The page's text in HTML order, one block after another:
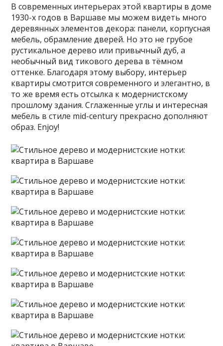
В современных интерьерах этой квартиры в доме
1930-х годов в Варшаве мы можем видеть много
деревянных элементов декора: панели, корпусная
мебель, обрамление дверей. Но это не грубое
рустикальное дерево или привычный дуб, а
необычный вид тикового дерева в тёмном
оттенке. Благодаря этому выбору, интерьер
квартиры смотрится современного и элегантно, в
то же время есть отсылка к модернистскому
прошлому здания. Сглаженные углы и интересная
мебель в стиле mid-century прекрасно дополняют
образ. Enjoy!